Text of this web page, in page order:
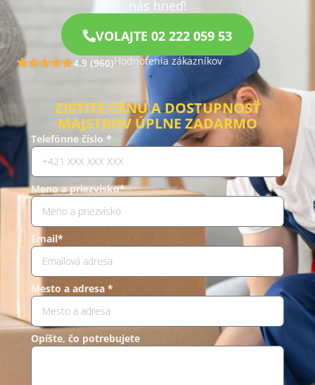
nás hneď!
VOLAJTE 02 222 059 53
4.9 (960)Hodnotenia zákazníkov
ZISTITE CENU A DOSTUPNOSŤ
MAJSTROV ÚPLNE ZADARMO
Telefónne číslo *
Meno a priezvisko*
Email*
Mesto a adresa *
Opíšte, čo potrebujete